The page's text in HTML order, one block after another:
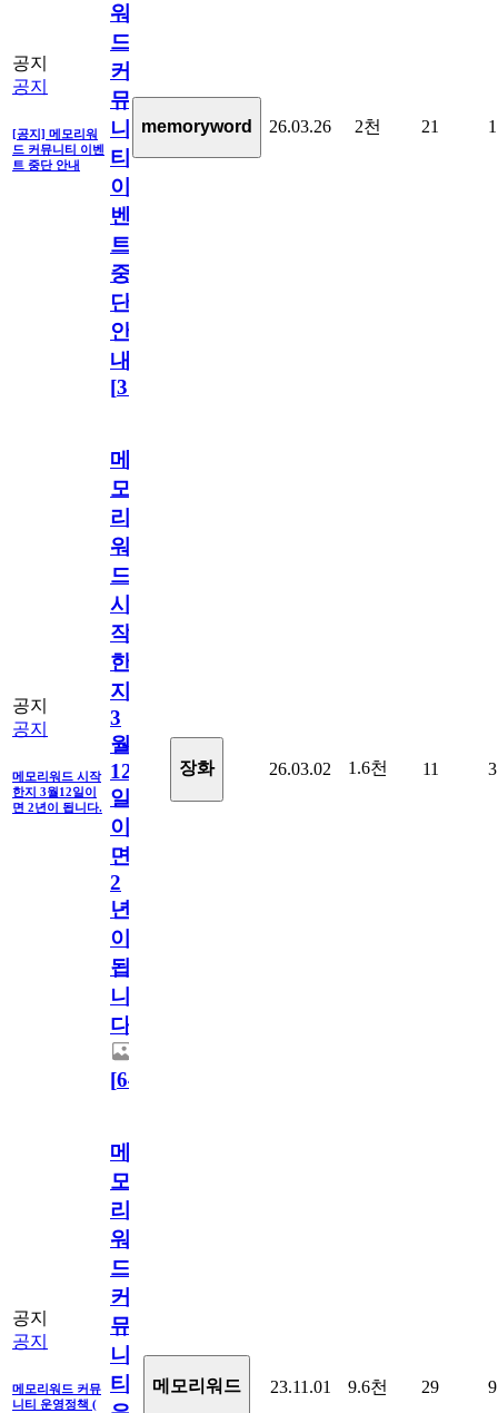
공지
공지
[공지] 메모리워
드 커뮤니티 이벤
트 중단 안내
워
드
커
뮤
니
티
이
벤
트
중
단
안
내
[31
memoryword 26.03.26 2천 21 1
공지
공지
메모리워드 시작
한지 3월12일이
면 2년이 됩니다.
메
모
리
워
드
시
작
한
지
3
월
12
일
이
면
2
년
이
됩
니
다.
[64
장화 26.03.02 1.6천 11 3
공지
공지
메모리워드 커뮤
니티 운영정책 (
메
모
리
워
드
커
뮤
니
티
메모리워드 23.11.01 9.6천 29 9